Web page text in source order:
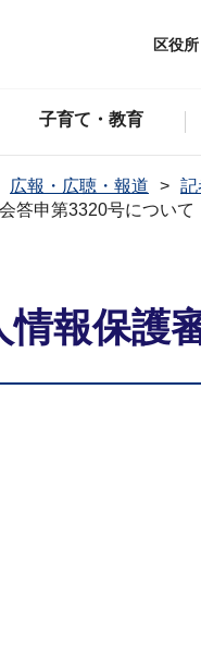
区役所
子育て・教育
広報・広聴・報道 記
答申第3320号について
報保護